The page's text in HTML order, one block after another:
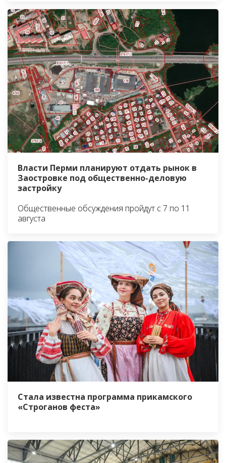
Власти Перми планируют отдать рынок в
Заостровке под общественно-деловую
застройку
Общественные обсуждения пройдут с 7 по 11
августа
Стала известна программа прикамского
«Строганов феста»